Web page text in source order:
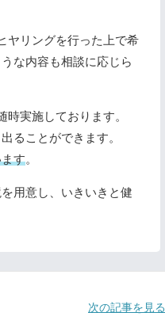
ヤリングを行った上で希
な内容も相談に応じら
実施しております。
ることができます。
す。
用意し、いきいきと健
次の記事を見る